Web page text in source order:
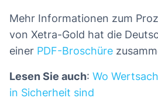
Mehr Informationen zum
von Xetra-Gold hat die
einer PDF-Broschüre
Lesen Sie auch: Wo
in Sicherheit sind